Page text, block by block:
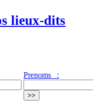
lieux-dits
Prenoms :